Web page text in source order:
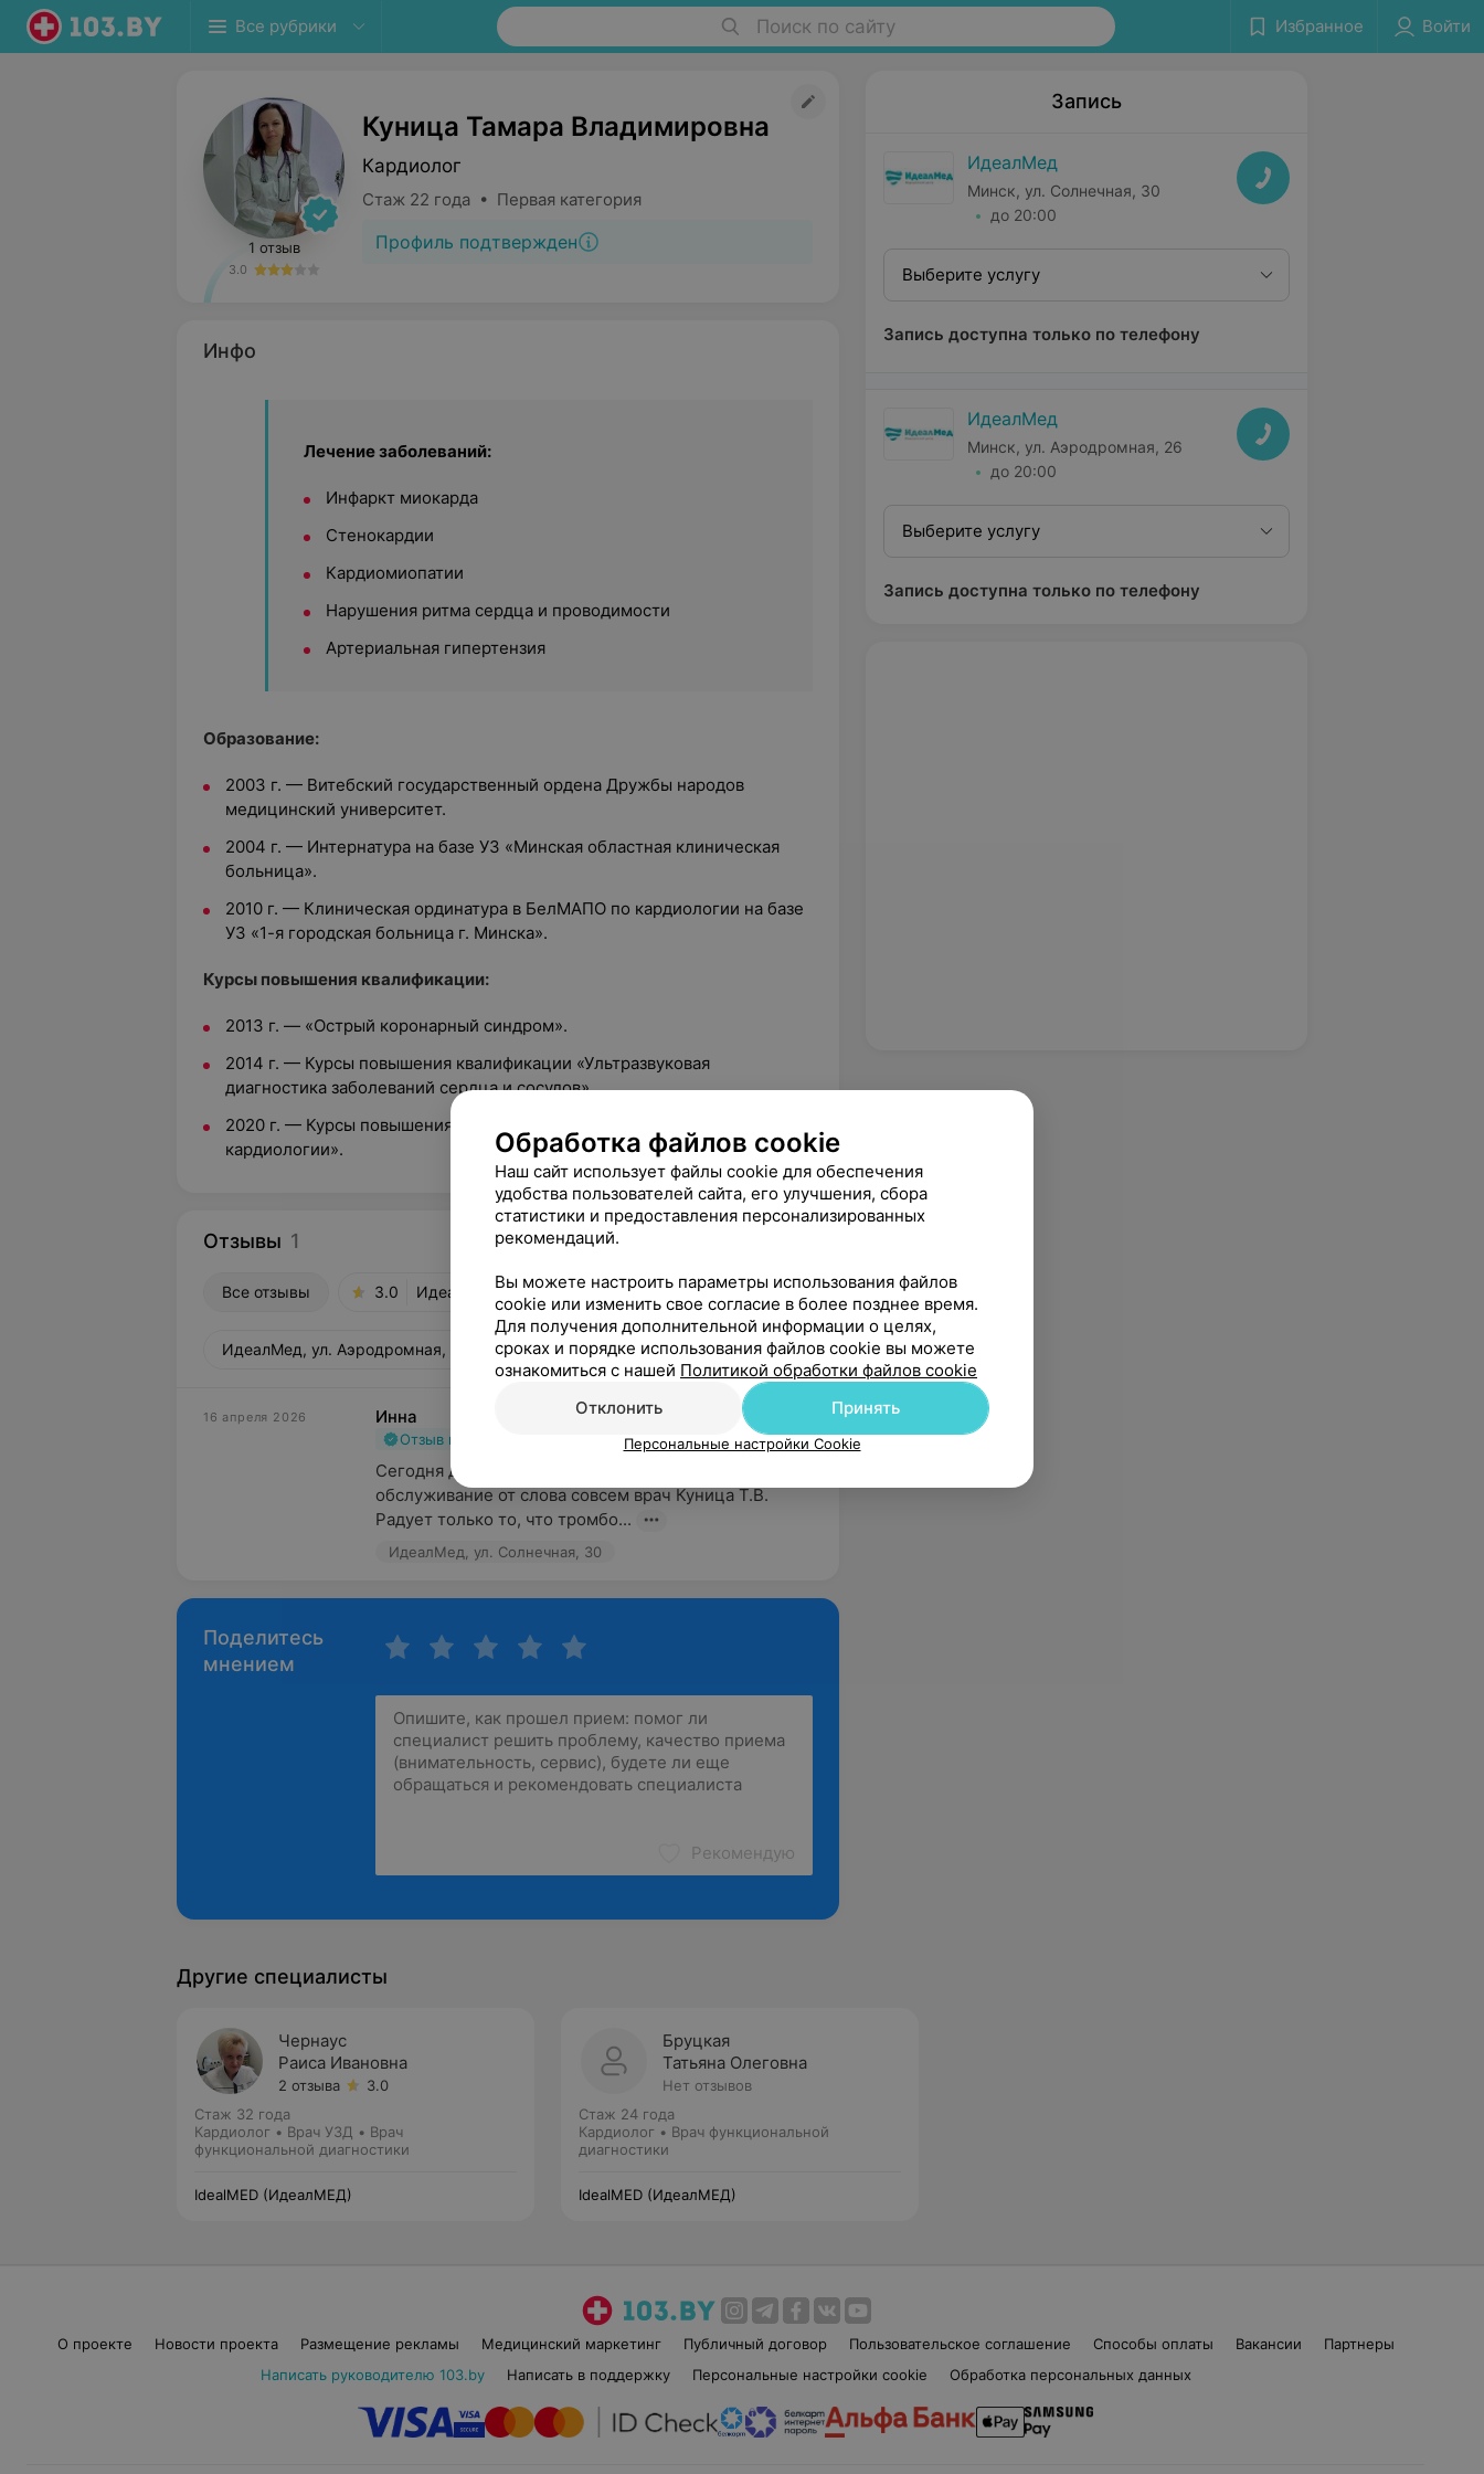
Все рубрики Поиск по сайту Избранное Войти
1 отзыв
3.0
Куница Тамара Владимировна
Кардиолог
Стаж 22 года • Первая категория
Профиль подтвержден
Инфо
Лечение заболеваний:
Инфаркт миокарда
Стенокардии
Кардиомиопатии
Нарушения ритма сердца и проводимости
Артериальная гипертензия
Образование:
2003 г. — Витебский государственный ордена Дружбы народов
медицинский университет.
2004 г. — Интернатура на базе УЗ «Минская областная клиническая
больница».
2010 г. — Клиническая ординатура в БелМАПО по кардиологии на базе
УЗ «1-я городская больница г. Минска».
Курсы повышения квалификации:
2013 г. — «Острый коронарный синдром».
2014 г. — Курсы повышения квалификации «Ультразвуковая
диагностика заболеваний сердца и сосудов».
2020 г. — Курсы повышения квалификации «Актуальные аспекты
кардиологии».
Отзывы 1
Все отзывы 3.0 ИдеалМед, ул. Солнечная, 30
ИдеалМед, ул. Аэродромная, 26
16 апреля 2026 Инна
Отзыв подтвержден
Сегодня делала УЗИ сосудов ног не понравилось
обслуживание от слова совсем врач Куница Т.В.
Радует только то, что тромбо...
ИдеалМед, ул. Солнечная, 30
Поделитесь
мнением
Рекомендую
Запись
ИдеалМед
Минск, ул. Солнечная, 30
до 20:00
Выберите услугу
Запись доступна только по телефону
ИдеалМед
Минск, ул. Аэродромная, 26
до 20:00
Выберите услугу
Запись доступна только по телефону
Другие специалисты
Чернаус
Раиса Ивановна
2 отзыва
3.0
Стаж 32 года
Кардиолог • Врач УЗД • Врач
функциональной диагностики
IdealMED (ИдеалМЕД)
Бруцкая
Татьяна Олеговна
Нет отзывов
Стаж 24 года
Кардиолог • Врач функциональной
диагностики
IdealMED (ИдеалМЕД)
О проекте Новости проекта Размещение рекламы Медицинский маркетинг Публичный договор Пользовательское соглашение Способы оплаты Вакансии
Партнеры
Написать руководителю 103.by
Написать в поддержку Персональные настройки cookie Обработка персональных данных
Обработка файлов cookie
Наш сайт использует файлы cookie для обеспечения
удобства пользователей сайта, его улучшения, сбора
статистики и предоставления персонализированных
рекомендаций.
Вы можете настроить параметры использования файлов
cookie или изменить свое согласие в более позднее время.
Для получения дополнительной информации о целях,
сроках и порядке использования файлов cookie вы можете
ознакомиться с нашей Политикой обработки файлов cookie
Отклонить
Принять
Персональные настройки Cookie